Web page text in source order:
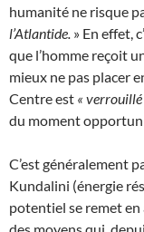
humanité ne risque
l’Atlantide. » En effet,
que l’homme reçoit
mieux ne pas placer
Centre est « verrouillé
du moment
C’est généralement
Kundalini (énergie
potentiel se remet